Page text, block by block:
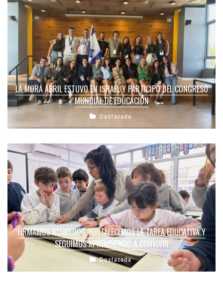
LA MORÁ ABRIL ESTUVO EN ISRAEL Y PARTICIPÓ DEL CONGRESO
MUNDIAL DE EDUCACIÓN
Destacada
FIRMAMOS ACUERDOS, FORTALECEMOS LA TAREA EDUCATIVA Y
SEGUIMOS APRENDIENDO A CONVIVIR
Destacada